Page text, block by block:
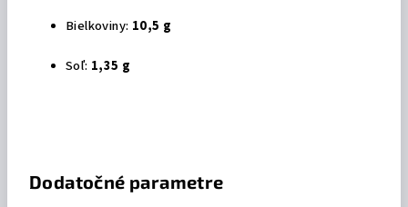
Bielkoviny: 10,5 g
Soľ: 1,35 g
Dodatočné parametre